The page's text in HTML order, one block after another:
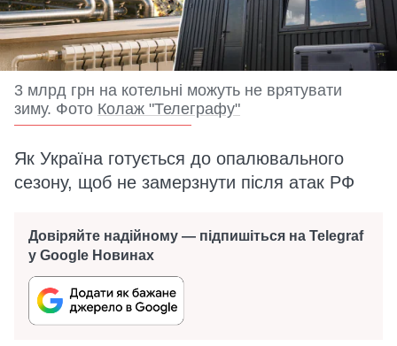
3 млрд грн на котельні можуть не врятувати
зиму. Фото Колаж "Телеграфу"
Як Україна готується до опалювального
сезону, щоб не замерзнути після атак РФ
Довіряйте надійному — підпишіться на Telegraf
у Google Новинах